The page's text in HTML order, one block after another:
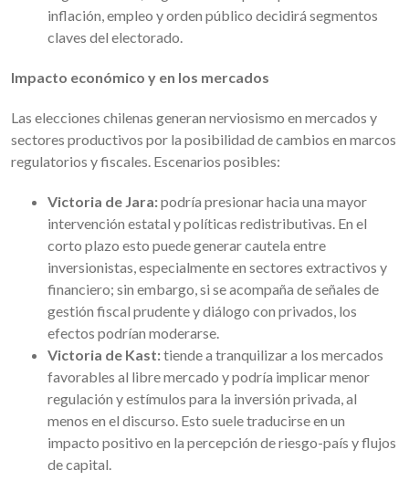
inflación, empleo y orden público decidirá segmentos
claves del electorado.
Impacto económico y en los mercados
Las elecciones chilenas generan nerviosismo en mercados y
sectores productivos por la posibilidad de cambios en marcos
regulatorios y fiscales. Escenarios posibles:
Victoria de Jara:podría presionar hacia una mayor
intervención estatal y políticas redistributivas. En el
corto plazo esto puede generar cautela entre
inversionistas, especialmente en sectores extractivos y
financiero; sin embargo, si se acompaña de señales de
gestión fiscal prudente y diálogo con privados, los
efectos podrían moderarse.
Victoria de Kast:tiende a tranquilizar a los mercados
favorables al libre mercado y podría implicar menor
regulación y estímulos para la inversión privada, al
menos en el discurso. Esto suele traducirse en un
impacto positivo en la percepción de riesgo-país y flujos
de capital.